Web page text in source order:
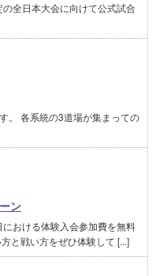
全日本大会に向けて公式試合
。 各系統の3道場が集まっての
ン
おける体験入会参加費を無料
と戦い方をぜひ体験して [...]